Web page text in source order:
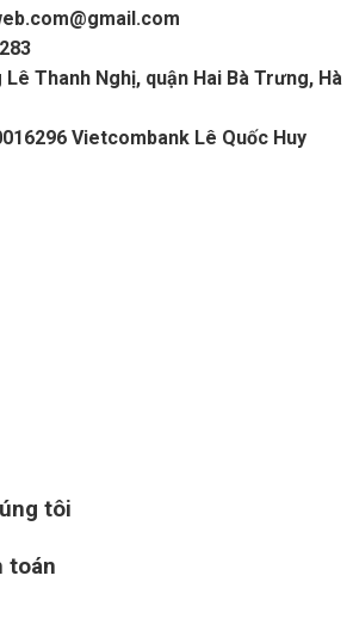
Thanh Nghị, quận Hai Bà Trưng, Hà
Vietcombank Lê Quốc Huy
tôi
toán